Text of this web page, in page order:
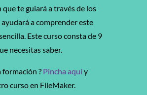
te guiará a través de los
a comprender este
Este curso consta de 9
necesitas saber.
formación ? Pincha aquíy
curso en FileMaker.